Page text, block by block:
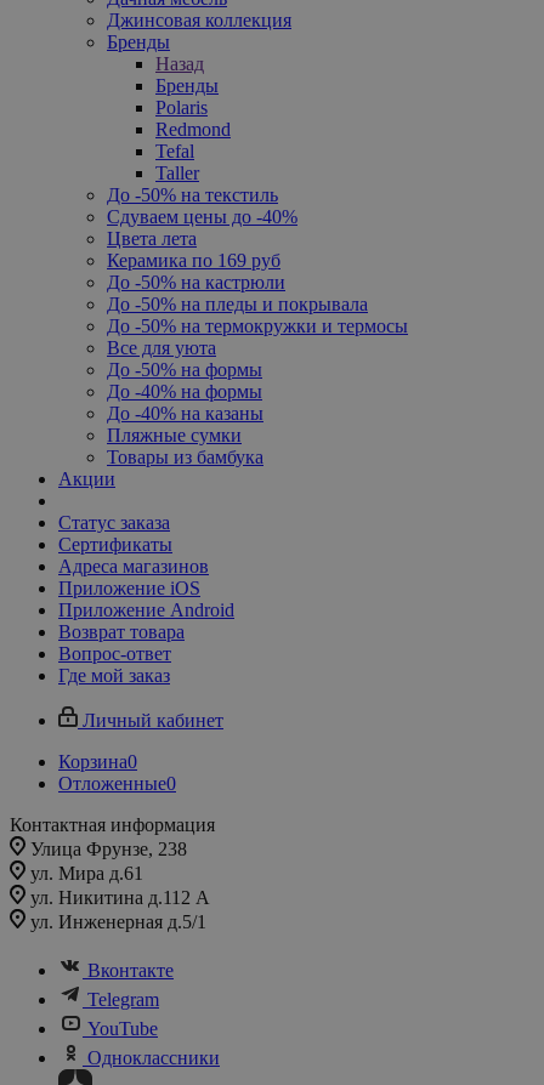
Джинсовая коллекция
Бренды
Назад
Бренды
Polaris
Redmond
Tefal
Taller
До -50% на текстиль
Сдуваем цены до -40%
Цвета лета
Керамика по 169 руб
До -50% на кастрюли
До -50% на пледы и покрывала
До -50% на термокружки и термосы
Все для уюта
До -50% на формы
До -40% на формы
До -40% на казаны
Пляжные сумки
Товары из бамбука
Акции
Статус заказа
Сертификаты
Адреса магазинов
Приложение iOS
Приложение Android
Возврат товара
Вопрос-ответ
Где мой заказ
Личный кабинет
Корзина0
Отложенные0
Контактная информация
Улица Фрунзе, 238​
ул. Мира д.61
ул. Никитина д.112 А
ул. Инженерная д.5/1
Вконтакте
Telegram
YouTube
Одноклассники